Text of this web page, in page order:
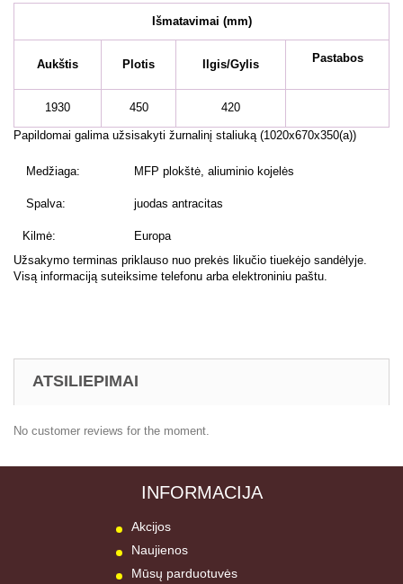
Išmatavimai (mm)
Aukštis Plotis Ilgis/Gylis Pastabos
1930 450 420
Papildomai galima užsisakyti žurnalinį staliuką (1020x670x350(a))
Medžiaga: MFP plokštė, aliuminio kojelės
Spalva: juodas antracitas
Kilmė:
Europa
Užsakymo terminas priklauso nuo prekės likučio tiuekėjo sandėlyje.
Visą informaciją suteiksime telefonu arba elektroniniu paštu.
ATSILIEPIMAI
No customer reviews for the moment.
INFORMACIJA
Akcijos
Naujienos
Mūsų parduotuvės